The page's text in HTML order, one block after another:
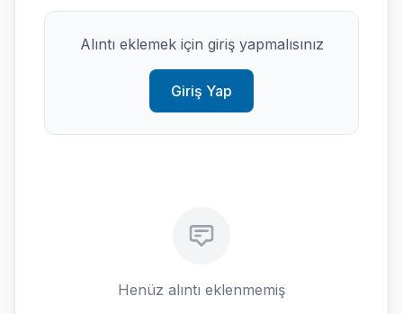
Alıntı eklemek için giriş yapmalısınız
Giriş Yap
Henüz alıntı eklenmemiş